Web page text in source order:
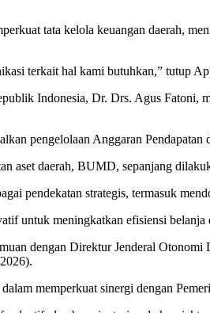
tata kelola keuangan daerah,
terkait hal kami butuhkan,” tutup
Indonesia, Dr. Drs. Agus Fatoni,
pengelolaan Anggaran
daerah, BUMD, sepanjang
pendekatan strategis, termasuk
untuk meningkatkan efisiensi
dengan Direktur Jenderal
memperkuat sinergi dengan